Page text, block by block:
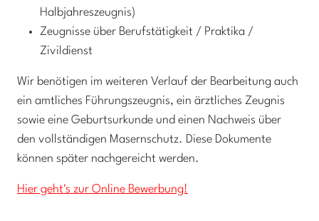
Halbjahreszeugnis)
Zeugnisse über Berufstätigkeit / Praktika /
Zivildienst
Wir benötigen im weiteren Verlauf der Bearbeitung auch
ein amtliches Führungszeugnis, ein ärztliches Zeugnis
sowie eine Geburtsurkunde und einen Nachweis über
den vollständigen Masernschutz. Diese Dokumente
können später nachgereicht werden.
Hier geht's zur Online Bewerbung!